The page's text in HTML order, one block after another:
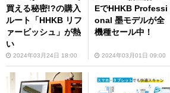
買える秘密!?の購入
ルート「HHKB リフ
ァービッシュ」が熱
い
2024年03月24日 18:00
EでHHKB Professi
onal 墨モデルが全
機種セール中！
2024年03月01日 09:00